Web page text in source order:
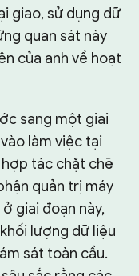
giao, sử dụng dữ
quan sát này
của anh về hoạt
sang một giai
làm việc tại
tác chặt chẽ
quản trị máy
giai đoạn này,
lượng dữ liệu
sát toàn cầu.